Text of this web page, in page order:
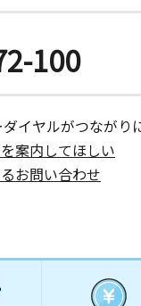
100
イヤルがつながり
案内してほしい
お問い合わせ